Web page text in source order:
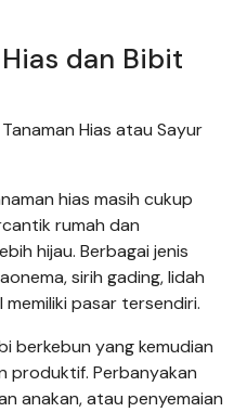
dan Bibit
Hias atau Sayur
hias masih cukup
rumah dan
hijau. Berbagai jenis
sirih gading, lidah
pasar tersendiri.
berkebun yang kemudian
produktif. Perbanyakan
anakan, atau penyemaian